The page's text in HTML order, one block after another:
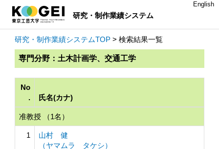
研究・制作業績システム
English
研究・制作業績システムTOP > 検索結果一覧
専門分野：土木計画学、交通工学
No
.
氏名(カナ)
准教授 （1名）
1
山村 健
（ヤマムラ タケシ）